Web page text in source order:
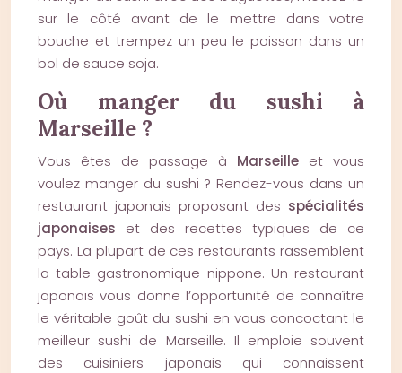
sur le côté avant de le mettre dans votre
bouche et trempez un peu le poisson dans un
bol de sauce soja.
Où manger du sushi à
Marseille ?
Vous êtes de passage à Marseille et vous
voulez manger du sushi ? Rendez-vous dans un
restaurant japonais proposant des spécialités
japonaises et des recettes typiques de ce
pays. La plupart de ces restaurants rassemblent
la table gastronomique nippone. Un restaurant
japonais vous donne l’opportunité de connaître
le véritable goût du sushi en vous concoctant le
meilleur sushi de Marseille. Il emploie souvent
des cuisiniers japonais qui connaissent